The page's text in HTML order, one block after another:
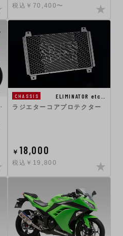
税込￥70,400〜
CHASSIS
ELIMINATOR etc…
ラジエターコアプロテクター
￥ 18,000
税込￥19,800